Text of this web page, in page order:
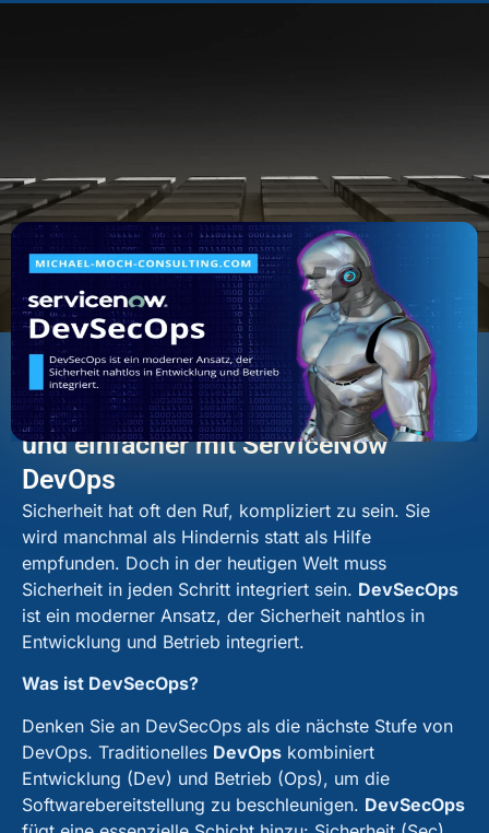
🕒 4 Minuten
DevSecOps – Sicherheit intelligenter
und einfacher mit ServiceNow
DevOps
Sicherheit hat oft den Ruf, kompliziert zu sein. Sie
wird manchmal als Hindernis statt als Hilfe
empfunden. Doch in der heutigen Welt muss
Sicherheit in jeden Schritt integriert sein. DevSecOps
ist ein moderner Ansatz, der Sicherheit nahtlos in
Entwicklung und Betrieb integriert.
Was ist DevSecOps?
Denken Sie an DevSecOps als die nächste Stufe von
DevOps. Traditionelles DevOps kombiniert
Entwicklung (Dev) und Betrieb (Ops), um die
Softwarebereitstellung zu beschleunigen. DevSecOps